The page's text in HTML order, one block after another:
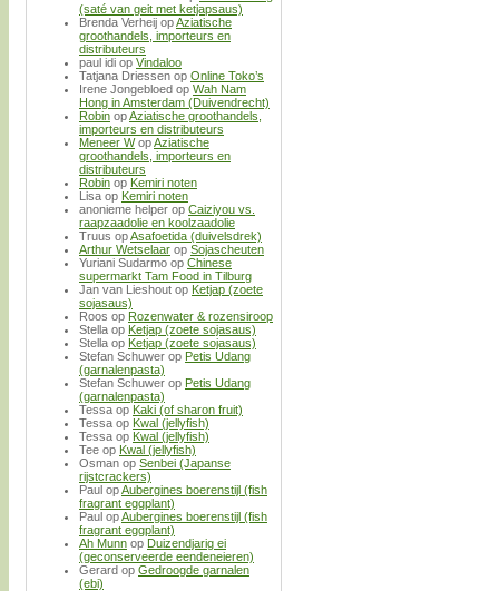
(saté van geit met ketjapsaus)
Brenda Verheij opAziatische
groothandels, importeurs en
distributeurs
paul idi op Vindaloo
Tatjana Driessen op Online Toko’s
Irene Jongebloed op Wah Nam
Hong in Amsterdam (Duivendrecht)
Robin opAziatische groothandels,
importeurs en distributeurs
Meneer WopAziatische
groothandels, importeurs en
distributeurs
Robin op Kemiri noten
Lisa op Kemiri noten
anonieme helper op Caiziyou vs.
raapzaadolie en koolzaadolie
Truus opAsafoetida (duivelsdrek)
Arthur Wetselaar op Sojascheuten
Yuriani Sudarmo op Chinese
supermarkt Tam Food in Tilburg
Jan van Lieshout op Ketjap (zoete
sojasaus)
Roos op Rozenwater & rozensiroop
Stella op Ketjap (zoete sojasaus)
Stella op Ketjap (zoete sojasaus)
Stefan Schuwer op Petis Udang
(garnalenpasta)
Stefan Schuwer op Petis Udang
(garnalenpasta)
Tessa op Kaki (of sharon fruit)
Tessa op Kwal (jellyfish)
Tessa op Kwal (jellyfish)
Tee op Kwal (jellyfish)
Osman op Senbei (Japanse
rijstcrackers)
Paul opAubergines boerenstijl (fish
fragrant eggplant)
Paul opAubergines boerenstijl (fish
fragrant eggplant)
Ah Munn op Duizendjarig ei
(geconserveerde eendeneieren)
Gerard op Gedroogde garnalen
(ebi)